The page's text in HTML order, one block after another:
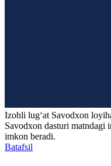
Izohli lugʻat Savodxon
Savodxon dasturi matndagi
imkon beradi.
Batafsil